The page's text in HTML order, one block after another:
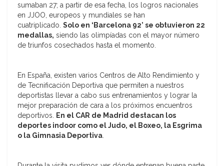
sumaban 27; a partir de esa fecha, los logros nacionales
en JJOO, europeos y mundiales se han
cuatriplicado. Solo en ‘Barcelona 92’ se obtuvieron 22
medallas, siendo las olimpíadas con el mayor número
de triunfos cosechados hasta el momento.
En España, existen varios Centros de Alto Rendimiento y
de Tecnificación Deportiva que permiten a nuestros
deportistas llevar a cabo sus entrenamientos y lograr la
mejor preparación de cara a los próximos encuentros
deportivos. En el CAR de Madrid destacan los
deportes indoor como el Judo, el Boxeo, la Esgrima
o la Gimnasia Deportiva.